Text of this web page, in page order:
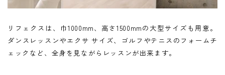
リフェクスは、巾1000mm、高さ1500mmの大型サイズも用意。
ダンスレッスンやエクサ サイズ、ゴルフやテニスのフォームチ
ェックなど、全身を見ながらレッスンが出来ます。